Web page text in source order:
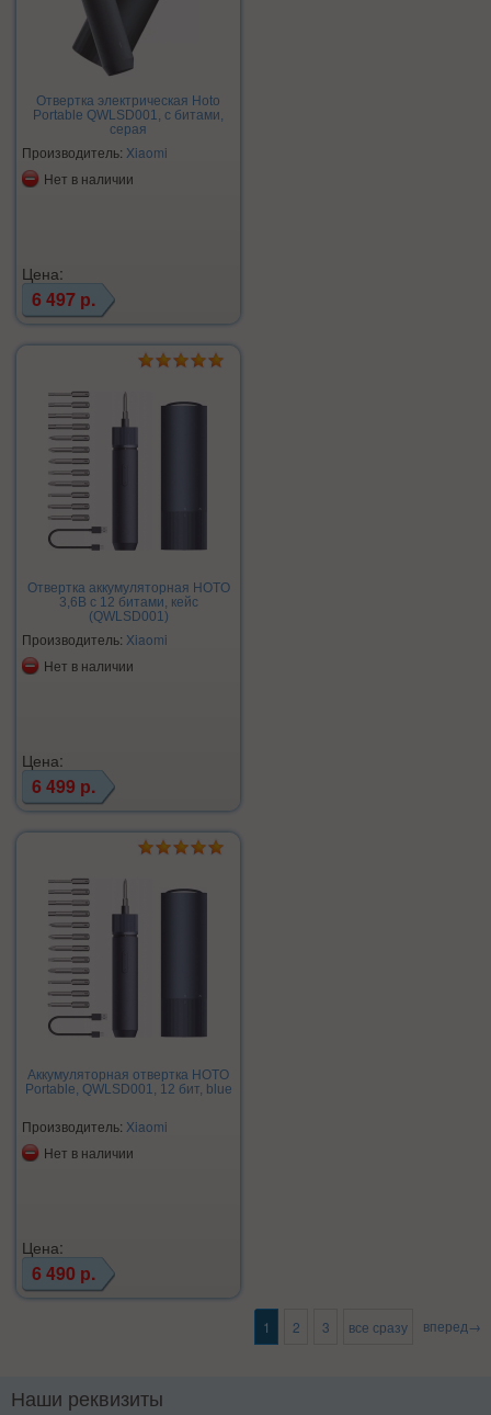
Отвертка электрическая Hoto
Portable QWLSD001, с битами,
серая
Производитель: Xiaomi
Нет в наличии
Цена:
6 497 р.
Отвертка аккумуляторная HOTO
3,6В с 12 битами, кейс
(QWLSD001)
Производитель: Xiaomi
Нет в наличии
Цена:
6 499 р.
Аккумуляторная отвертка HOTO
Portable, QWLSD001, 12 бит, blue
Производитель: Xiaomi
Нет в наличии
Цена:
6 490 р.
1 2 3 все сразу вперед→
Наши реквизиты